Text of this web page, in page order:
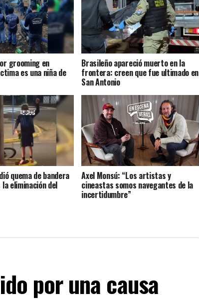
grooming en
es una niña de
Brasileño apareció muerto en la
frontera: creen que fue ultimado en
San Antonio
quema de bandera
eliminación del
Axel Monsú: “Los artistas y
cineastas somos navegantes de la
incertidumbre”
por una causa